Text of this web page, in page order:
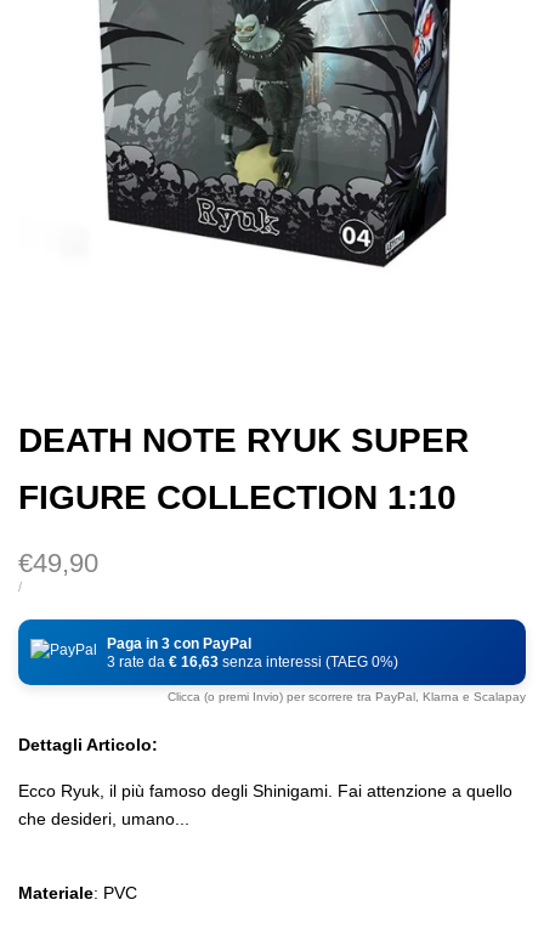
DEATH NOTE RYUK SUPER
FIGURE COLLECTION 1:10
Prezzo
di
vendita
€49,90
PREZZO
UNITÀ
/PER
Paga in 3 con PayPal
3 rate da € 16,63 senza interessi (TAEG 0%)
Clicca (o premi Invio) per scorrere tra PayPal, Klarna e Scalapay
Dettagli Articolo:
Ecco Ryuk, il più famoso degli Shinigami. Fai attenzione a quello
che desideri, umano...
Materiale: PVC